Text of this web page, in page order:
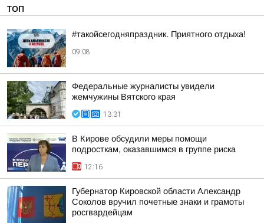
ТОП
#такойсегодняпраздник. Приятного отдыха!
09:08
Федеральные журналисты увидели
жемчужины Вятского края
13:31
В Кирове обсудили меры помощи
подросткам, оказавшимся в группе риска
12:16
Губернатор Кировской области Александр
Соколов вручил почетные знаки и грамоты
росгвардейцам